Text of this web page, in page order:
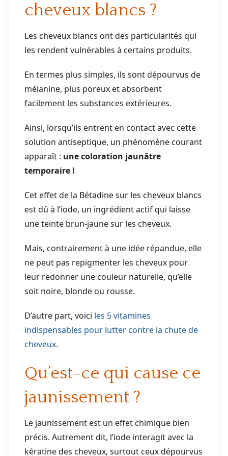
cheveux blancs ?
Les cheveux blancs ont des particularités qui
les rendent vulnérables à certains produits.
En termes plus simples, ils sont dépourvus de
mélanine, plus poreux et absorbent
facilement les substances extérieures.
Ainsi, lorsqu’ils entrent en contact avec cette
solution antiseptique, un phénomène courant
apparaît : une coloration jaunâtre
temporaire !
Cet effet de la Bétadine sur les cheveux blancs
est dû à l’iode, un ingrédient actif qui laisse
une teinte brun-jaune sur les cheveux.
Mais, contrairement à une idée répandue, elle
ne peut pas repigmenter les cheveux pour
leur redonner une couleur naturelle, qu’elle
soit noire, blonde ou rousse.
D’autre part, voici les 5 vitamines
indispensables pour lutter contre la chute de
cheveux.
Qu’est-ce qui cause ce
jaunissement ?
Le jaunissement est un effet chimique bien
précis. Autrement dit, l’iode interagit avec la
kératine des cheveux, surtout ceux dépourvus